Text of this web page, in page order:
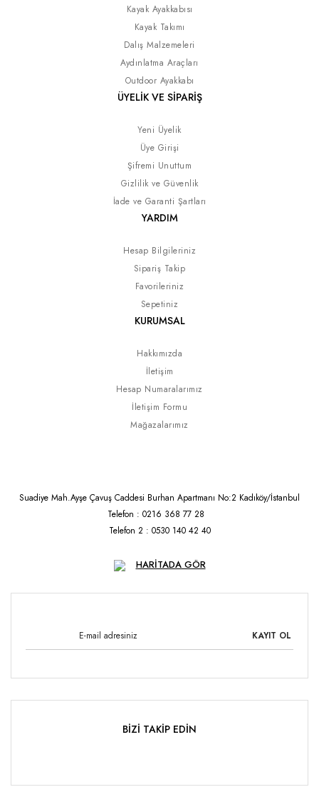
Kayak Ayakkabısı
Kayak Takımı
Dalış Malzemeleri
Aydınlatma Araçları
Outdoor Ayakkabı
ÜYELİK VE SİPARİŞ
Yeni Üyelik
Üye Girişi
Şifremi Unuttum
Gizlilik ve Güvenlik
İade ve Garanti Şartları
YARDIM
Hesap Bilgileriniz
Sipariş Takip
Favorileriniz
Sepetiniz
KURUMSAL
Hakkımızda
İletişim
Hesap Numaralarımız
İletişim Formu
Mağazalarımız
Suadiye Mah.Ayşe Çavuş Caddesi Burhan Apartmanı No:2 Kadıköy/İstanbul
Telefon : 0216 368 77 28
Telefon 2 : 0530 140 42 40
HARİTADA GÖR
KAYIT OL
BİZİ TAKİP EDİN